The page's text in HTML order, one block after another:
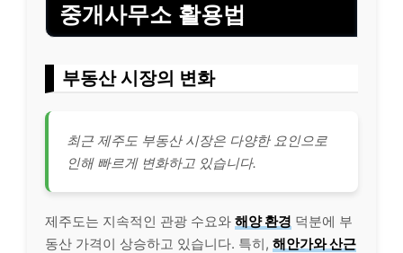
중개사무소 활용법
부동산 시장의 변화
최근 제주도 부동산 시장은 다양한 요인으로
인해 빠르게 변화하고 있습니다.
제주도는 지속적인 관광 수요와 해양 환경 덕분에 부
동산 가격이 상승하고 있습니다. 특히, 해안가와 산근